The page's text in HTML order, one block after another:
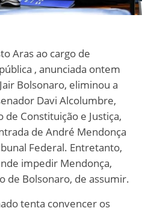
Aras ao cargo de
, anunciada ontem
Bolsonaro, eliminou a
Davi Alcolumbre,
Constituição e Justiça,
de André Mendonça
Federal. Entretanto,
impedir Mendonça,
de Bolsonaro, de assumir.
tenta convencer os